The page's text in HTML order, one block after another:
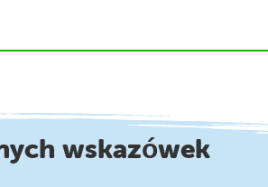
wskazówek